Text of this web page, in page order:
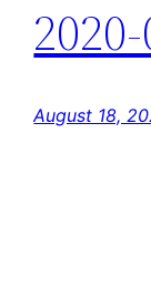
August 18,